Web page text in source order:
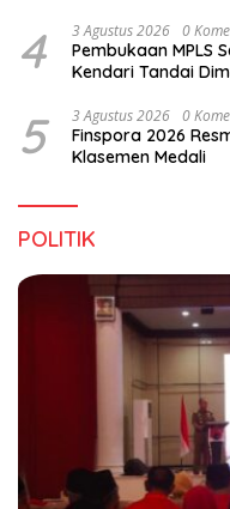
4 3 Agustus 2026 0
Pembukaan MPLS
Kendari Tandai
5 3 Agustus 2026 0
Finspora 2026
Klasemen Medali
POLITIK